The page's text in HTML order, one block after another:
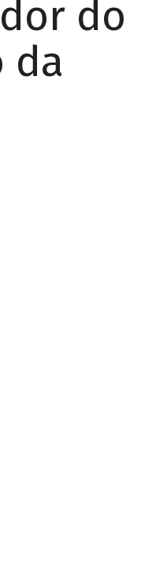
do
da